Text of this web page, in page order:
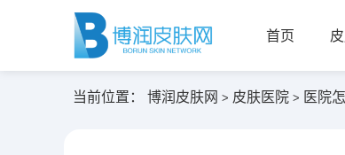
首页
当前位置： 博润皮肤网 > 皮肤医院 > 医院